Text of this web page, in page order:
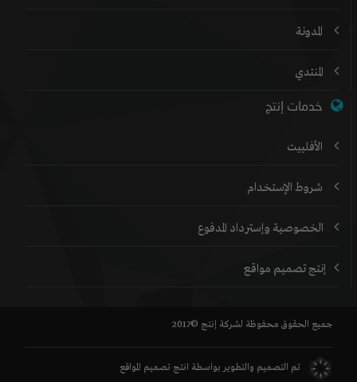
المدونة
المنتدي
خدمات إنتج
الأفلييت
شروط الإستخدام
الخصوصية وإسترداد المدفوع
إنتج تصميم مواقع
جميع الحقوق محفوظة لشركة إنتج ©2017
تم التصميم والتطوير بواسطة انتج تصميم المواقع